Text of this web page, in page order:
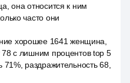
она относится к ним
часто они
хорошее 1641 женщина,
78 с лишним процентов top 5
71%, раздражительность 68,